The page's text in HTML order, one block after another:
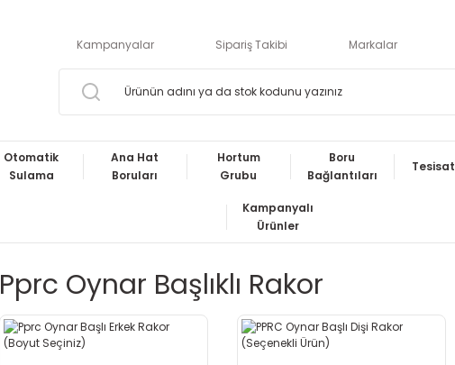
Kampanyalar Sipariş Takibi Markalar
Otomatik
Sulama
Ana Hat
Boruları
Hortum
Grubu
Boru
Bağlantıları
Tesisat
Kampanyalı
Ürünler
Pprc Oynar Başlıklı Rakor